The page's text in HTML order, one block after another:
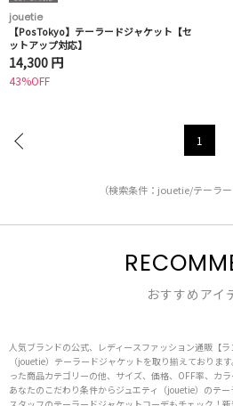
jouetie
【PosTokyo】テーラードジャケット【セ
ットアップ対応】
14,300 円
43%OFF
1
（検索条件：jouetie/テーラー
おすすめアイ
人気ブランドの公式、レディースファッション通販【
（jouetie）テーラードジャケットを取り揃えておりま
った商品カテゴリーの他、サイズ、価格、OFF率、カラ
あなたのこだわり条件からジュエティ（jouetie）のテ